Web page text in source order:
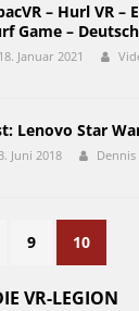
– Hurl VR –
Game –
18. Januar 2021
Lenovo Star
Juni 2018 Dennis
9 10
VR-LEGION